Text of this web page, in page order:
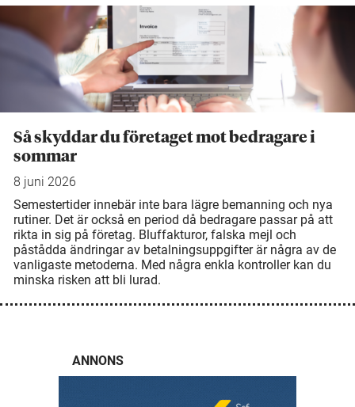
Så skyddar du företaget mot bedragare i
sommar
8 juni 2026
Semestertider innebär inte bara lägre bemanning och nya
rutiner. Det är också en period då bedragare passar på att
rikta in sig på företag. Bluffakturor, falska mejl och
påstådda ändringar av betalningsuppgifter är några av de
vanligaste metoderna. Med några enkla kontroller kan du
minska risken att bli lurad.
ANNONS